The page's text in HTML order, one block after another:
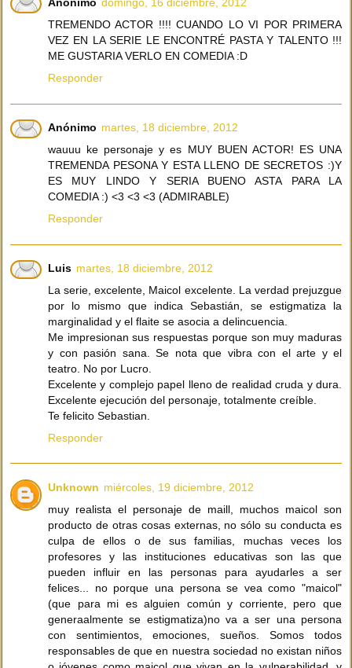
TREMENDO ACTOR !!!! CUANDO LO VI POR PRIMERA
VEZ EN LA SERIE LE ENCONTRÉ PASTA Y TALENTO !!!
ME GUSTARIA VERLO EN COMEDIA :D
Responder
Anónimo martes, 18 diciembre, 2012
wauuu ke personaje y es MUY BUEN ACTOR! ES UNA
TREMENDA PESONA Y ESTA LLENO DE SECRETOS :)Y
ES MUY LINDO Y SERIA BUENO ASTA PARA LA
COMEDIA :) <3 <3 <3 (ADMIRABLE)
Responder
Luis martes, 18 diciembre, 2012
La serie, excelente, Maicol excelente. La verdad prejuzgue
por lo mismo que indica Sebastián, se estigmatiza la
marginalidad y el flaite se asocia a delincuencia.
Me impresionan sus respuestas porque son muy maduras
y con pasión sana. Se nota que vibra con el arte y el
teatro. No por Lucro.
Excelente y complejo papel lleno de realidad cruda y dura.
Excelente ejecución del personaje, totalmente creíble.
Te felicito Sebastian.
Responder
Unknown miércoles, 19 diciembre, 2012
muy realista el personaje de maill, muchos maicol son
producto de otras cosas externas, no sólo su conducta es
culpa de ellos o de sus familias, muchas veces los
profesores y las instituciones educativas son las que
pueden influir en las personas para ayudarles a ser
felices... no porque una persona se vea como "maicol"
(que para mi es alguien común y corriente, pero que
generaalmente se estigmatiza)no va a ser una persona
con sentimientos, emociones, sueños. Somos todos
responsables de que en nuestra sociedad no existan niños